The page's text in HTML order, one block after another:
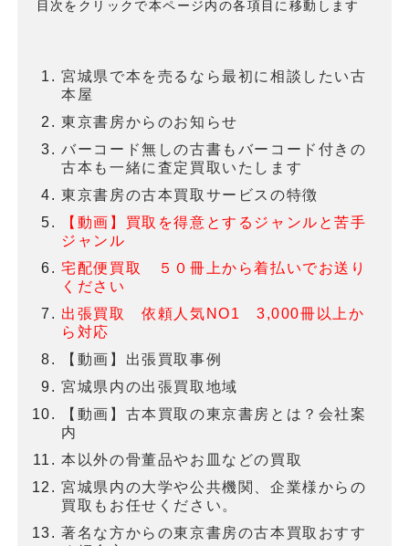
目次をクリックで本ページ内の各項目に移動します
宮城県で本を売るなら最初に相談したい古
本屋
東京書房からのお知らせ
バーコード無しの古書もバーコード付きの
古本も一緒に査定買取いたします
東京書房の古本買取サービスの特徴
【動画】買取を得意とするジャンルと苦手
ジャンル
宅配便買取 ５０冊上から着払いでお送り
ください
出張買取 依頼人気NO1 3,000冊以上か
ら対応
【動画】出張買取事例
宮城県内の出張買取地域
【動画】古本買取の東京書房とは？会社案
内
本以外の骨董品やお皿などの買取
宮城県内の大学や公共機関、企業様からの
買取もお任せください。
著名な方からの東京書房の古本買取おすす